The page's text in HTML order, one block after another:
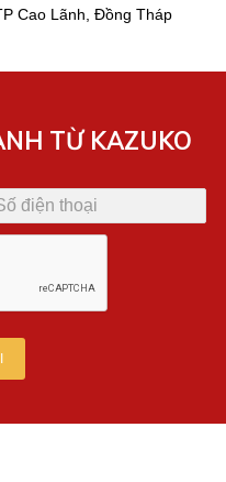
Cao Lãnh, Đồng Tháp
TỪ KAZUKO